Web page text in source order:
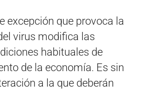
excepción que provoca la
virus modifica las
habituales de
de la economía. Es sin
a la que deberán